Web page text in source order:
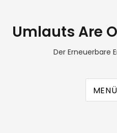
Umlauts Are
Der Erneuerbare
MENÜ